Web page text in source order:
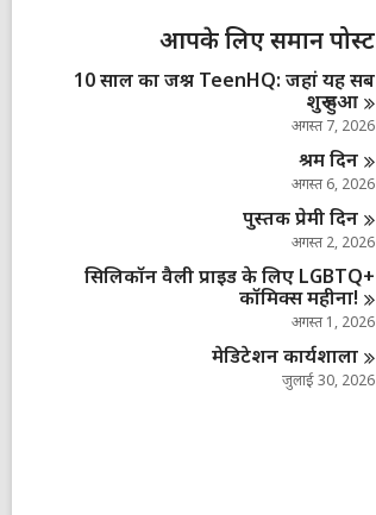
खें र्ड
दे
खें
आपके लिए समान पोस्ट
10 साल का जश्न TeenHQ: जहां यह सब
शुरू हुआ
अगस्त 7, 2026
श्रमदिन
अगस्त 6, 2026
पुस्तक प्रेमीदिन
अगस्त 2, 2026
सिलिकॉन वैली प्राइड के लिए LGBTQ+
कॉमिक्समहीना!
अगस्त 1, 2026
मेडिटेशनकार्यशाला
जुलाई 30, 2026